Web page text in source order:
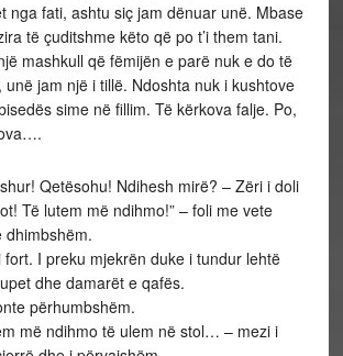
nga fati, ashtu siç jam dënuar unë. Mbase
të çuditshme këto që po t’i them tani.
mashkull që fëmijën e parë nuk e do të
jam një i tillë. Ndoshta nuk i kushtove
sime në fillim. Të kërkova falje. Po,
Qetësohu! Ndihesh mirë? – Zëri i doli
Të lutem më ndihmo!” – foli me vete
dhimbshëm.
I preku mjekrën duke i tundur lehtë
dhe damarët e qafës.
përhumbshëm.
më ndihmo të ulem në stol… – mezi i